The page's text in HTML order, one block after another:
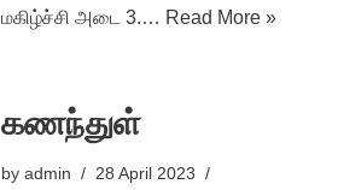
மகிழ்ச்சி அடை 3.… Read More »
கணந்துள்
by admin
28 April 2023